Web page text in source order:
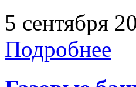
5 сентября
Подробнее